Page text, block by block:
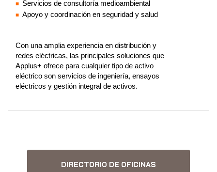
Servicios de consultoría medioambiental
Apoyo y coordinación en seguridad y salud
Con una amplia experiencia en distribución y
redes eléctricas, las principales soluciones que
Applus+ ofrece para cualquier tipo de activo
eléctrico son servicios de ingeniería, ensayos
eléctricos y gestión integral de activos.
DIRECTORIO DE OFICINAS